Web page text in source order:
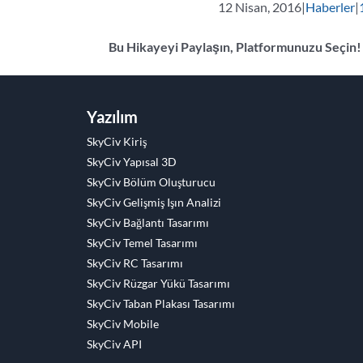
12 Nisan, 2016|Haberler|
Bu Hikayeyi Paylaşın, Platformunuzu Seçin!
posta
Yazılım
SkyCiv Kiriş
SkyCiv Yapısal 3D
SkyCiv Bölüm Oluşturucu
SkyCiv Gelişmiş Işın Analizi
SkyCiv Bağlantı Tasarımı
SkyCiv Temel Tasarımı
SkyCiv RC Tasarımı
SkyCiv Rüzgar Yükü Tasarımı
SkyCiv Taban Plakası Tasarımı
SkyCiv Mobile
SkyCiv API